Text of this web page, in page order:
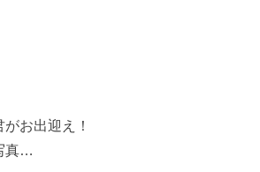
がお出迎え！
真…